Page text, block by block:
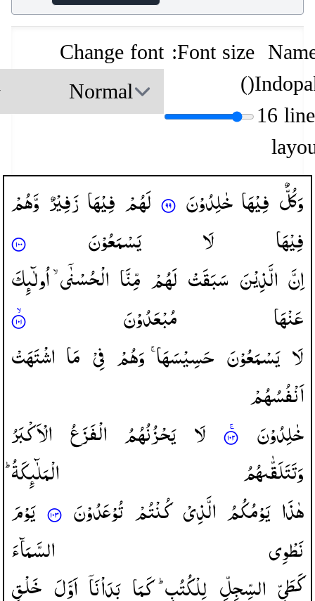
16
Font size:
(
)
Change font
وَكُلٌّ فِیْهَا خٰلِدُوْنَ لَهُمْ فِیْهَا زَفِیْرٌ وَّهُمْ
فِیْهَا
لَا یَسْمَعُوْنَ
اِنَّ الَّذِیْنَ سَبَقَتْ لَهُمْ مِّنَّا الْحُسْنٰۤی ۙ اُولٰٓىِٕكَ
عَنْهَا
مُبْعَدُوْنَ
لَا یَسْمَعُوْنَ حَسِیْسَهَا ۚ وَهُمْ فِیْ مَا اشْتَهَتْ
اَنْفُسُهُمْ
خٰلِدُوْنَ
لَا یَحْزُنُهُمُ الْفَزَعُ الْاَكْبَرُ
وَتَتَلَقّٰىهُمُ
الْمَلٰٓىِٕكَةُ ؕ
هٰذَا یَوْمُكُمُ الَّذِیْ كُنْتُمْ تُوْعَدُوْنَ
یَوْمَ
نَطْوِی
السَّمَآءَ
كَطَیِّ السِّجِلِّ لِلْكُتُبِ ؕ كَمَا بَدَاْنَاۤ اَوَّلَ خَلْقٍ